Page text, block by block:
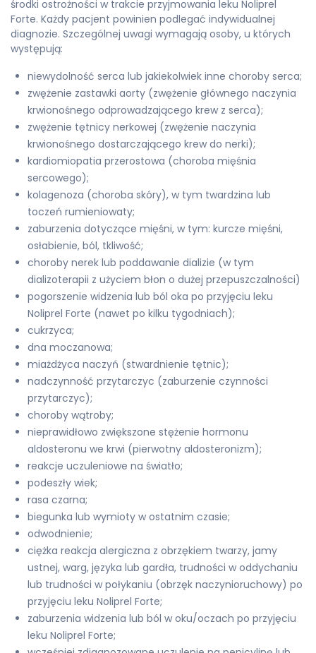
środki ostrożności w trakcie przyjmowania leku Noliprel
Forte. Każdy pacjent powinien podlegać indywidualnej
diagnozie. Szczególnej uwagi wymagają osoby, u których
występują:
niewydolność serca lub jakiekolwiek inne choroby serca;
zwężenie zastawki aorty (zwężenie głównego naczynia
krwionośnego odprowadzającego krew z serca);
zwężenie tętnicy nerkowej (zwężenie naczynia
krwionośnego dostarczającego krew do nerki);
kardiomiopatia przerostowa (choroba mięśnia
sercowego);
kolagenoza (choroba skóry), w tym twardzina lub
toczeń rumieniowaty;
zaburzenia dotyczące mięśni, w tym: kurcze mięśni,
osłabienie, ból, tkliwość;
choroby nerek lub poddawanie dializie (w tym
dializoterapii z użyciem błon o dużej przepuszczalności)
pogorszenie widzenia lub ból oka po przyjęciu leku
Noliprel Forte (nawet po kilku tygodniach);
cukrzyca;
dna moczanowa;
miażdżyca naczyń (stwardnienie tętnic);
nadczynność przytarczyc (zaburzenie czynności
przytarczyc);
choroby wątroby;
nieprawidłowo zwiększone stężenie hormonu
aldosteronu we krwi (pierwotny aldosteronizm);
reakcje uczuleniowe na światło;
podeszły wiek;
rasa czarna;
biegunka lub wymioty w ostatnim czasie;
odwodnienie;
ciężka reakcja alergiczna z obrzękiem twarzy, jamy
ustnej, warg, języka lub gardła, trudności w oddychaniu
lub trudności w połykaniu (obrzęk naczynioruchowy) po
przyjęciu leku Noliprel Forte;
zaburzenia widzenia lub ból w oku/oczach po przyjęciu
leku Noliprel Forte;